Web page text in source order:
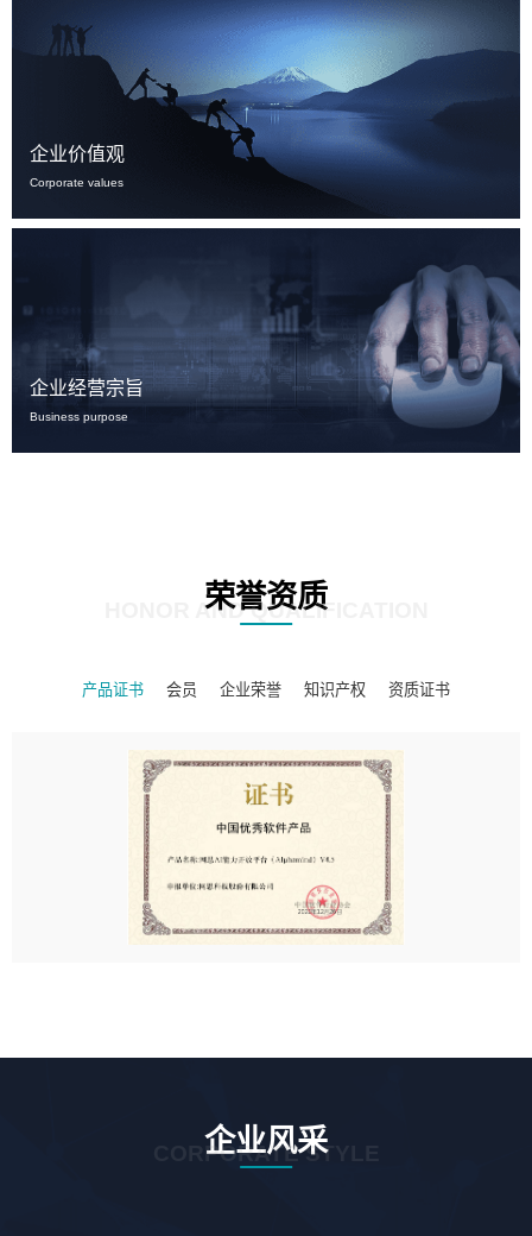
企业价值观
Corporate values
企业经营宗旨
Business purpose
荣誉资质
HONOR AND QUALIFICATION
产品证书 会员 企业荣誉 知识产权 资质证书
企业风采
CORPORATE STYLE